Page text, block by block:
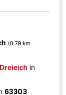
(0.79 km
in
63303